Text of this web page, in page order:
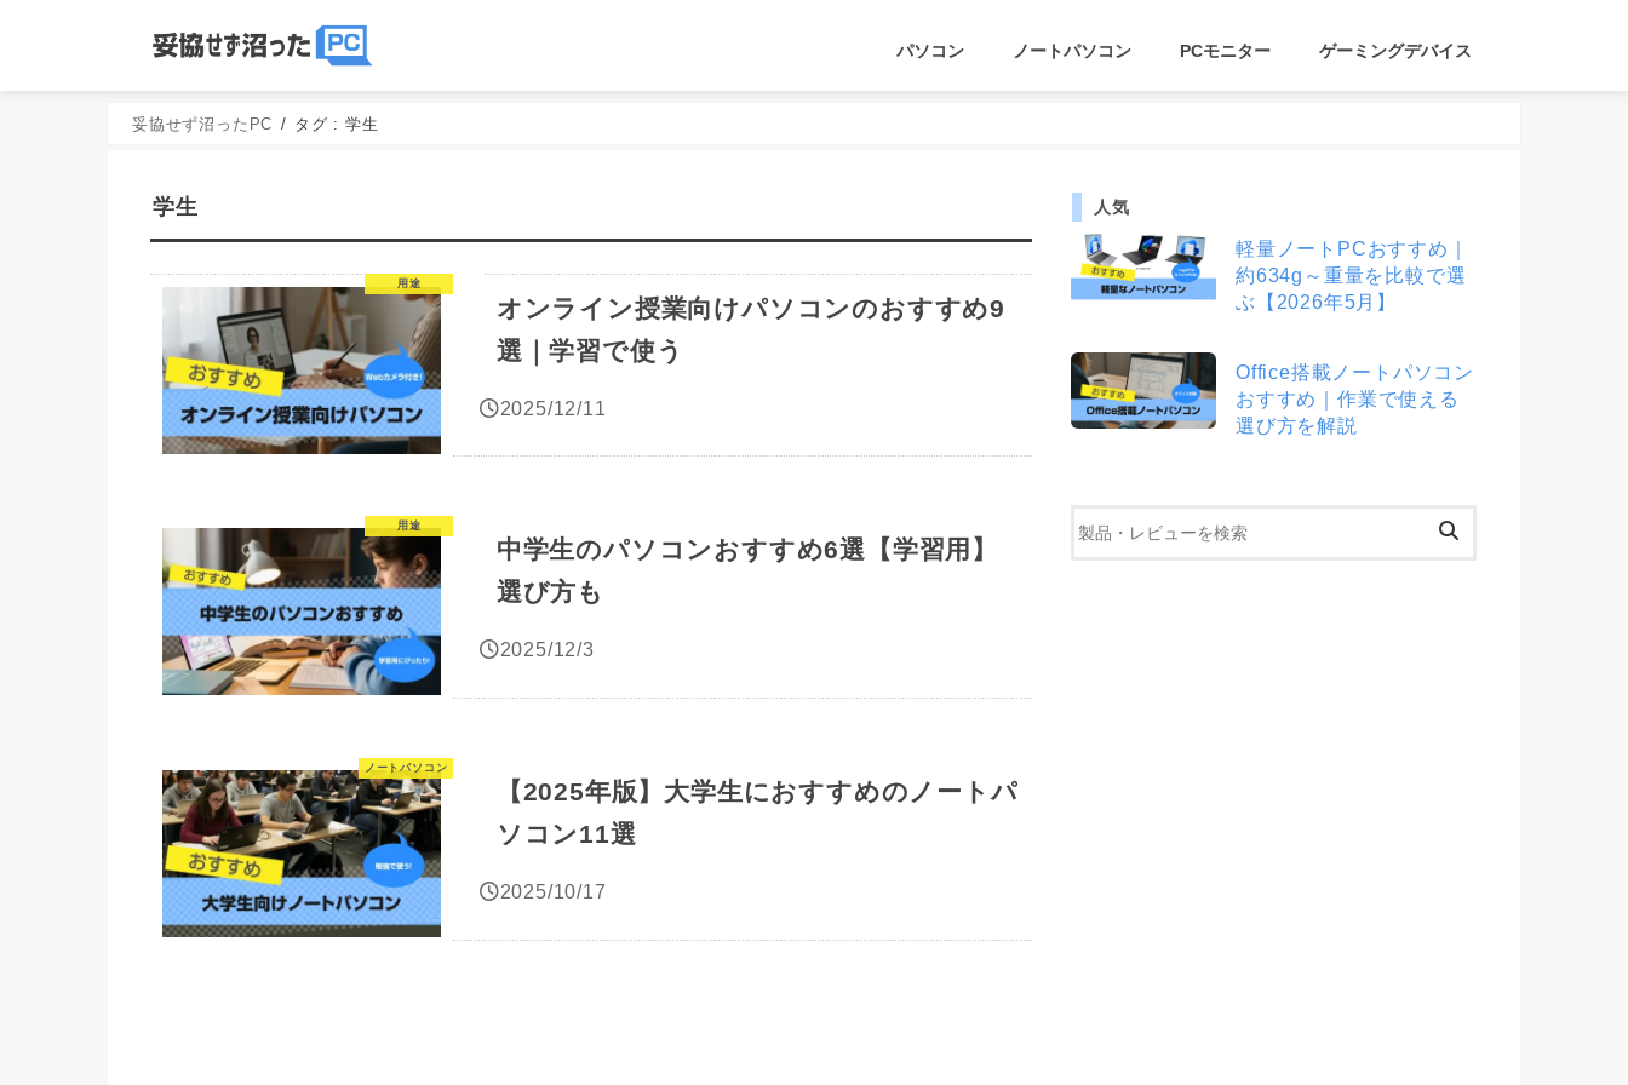
パソコン ノートパソコン PCモニター ゲーミングデバイス
妥協せず沼ったPC タグ : 学生
学生
用途
オンライン授業向けパソコンのおすすめ9
選｜学習で使う
2025/12/11
用途
中学生のパソコンおすすめ6選【学習用】
選び方も
2025/12/3
ノートパソコン
【2025年版】大学生におすすめのノートパ
ソコン11選
2025/10/17
人気
軽量ノートPCおすすめ｜
約634g～重量を比較で選
ぶ【2026年5月】
Office搭載ノートパソコン
おすすめ｜作業で使える
選び方を解説